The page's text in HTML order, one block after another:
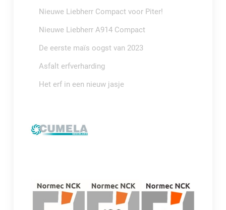
Nieuwe Liebherr Compact voor Piter!
Nieuwe Liebherr A914 Compact
De eerste maïs oogst van 2023
Asfalt erfverharding
Het erf in een nieuw jasje